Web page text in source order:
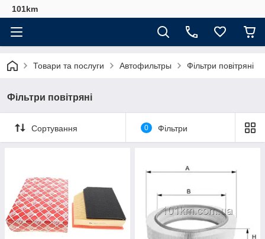
101km
Товари та послуги Автофильтры Фільтри повітряні
Фільтри повітряні
Сортування 0 Фільтри